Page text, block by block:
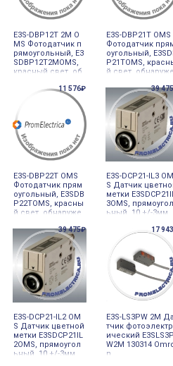
E3S-DBP12T 2M O
MS Фотодатчик п
рямоугольный, E3
SDBP12T2MOMS,
красный свет, об
ачных объектов,
узкий луч, многоо
боротный потенц
иометр, 0-07м, PN
P, НО+НЗ, кабель
2м 668068 Omron
E3S-DBP21T OMS
Фотодатчик
оугольный,
P21TOMS,
й свет, обнаруже
объектов,
боротный потенц
иометр, 0-45м,
P, НО+НЗ,
M12 388938 Omron
11 576₽
E3S-DBP22T OMS
Фотодатчик прям
оугольный, E3SDB
P22TOMS, красны
й свет, обнаруже
объектов, узкий л
уч, многооборотн
ый потенциомет
р, 0-07м, PNP, НО+
НЗ, разъём M12 3
88940 Omron
39
E3S-DCP21-IL3 OM
S Датчик
метки
3OMS, прямоугол
ьный, 10 +/-3мм,
V11 COM3 (2304к
б/с), разъём M12
670885 Omron
39 475₽
E3S-DCP21-IL2 OM
S Датчик цветной
метки E3SDCP21IL
2OMS, прямоугол
ьный, 10 +/-3мм,
17
E3S-LS3PW 2M Да
тчик фотоэлектр
ический E3SLS3P
W2M 130314
n